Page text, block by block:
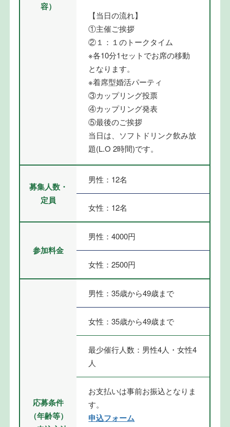
容）
【当日の流れ】
①主催ご挨拶
②１：１のトークタイム
※各10分1セットでお席の移動
となります。
※着席型婚活パーティ
③カップリング投票
④カップリング発表
⑤最後のご挨拶
当日は、ソフトドリンク飲み放
題(L.O 2時間)です。
募集人数・
定員
男性：12名
女性：12名
参加料金
男性：4000円
女性：2500円
応募条件
（年齢等）
男性：35歳から49歳まで
女性：35歳から49歳まで
最少催行人数：男性4人・女性4
人
お支払いは事前お振込となりま
す。
申込フォーム